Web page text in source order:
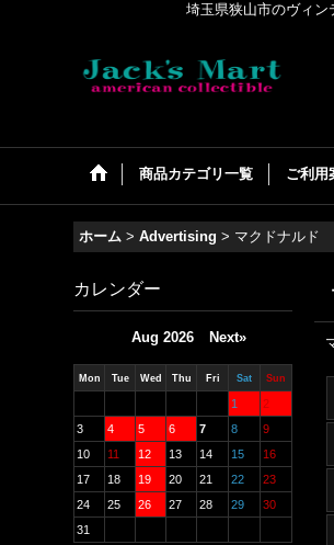
埼玉県狭山市のヴィ
商品カテゴリ一覧 ご利用
ホーム > Advertising > マクドナルド
カレンダー
Aug 2026 Next»
Mon Tue Wed Thu Fri Sat Sun
1
2
3
4 5 6 7 8
9
10
11 12 13 14 15
16
17
18 19 20 21 22
23
24
25 26 27 28 29
30
31